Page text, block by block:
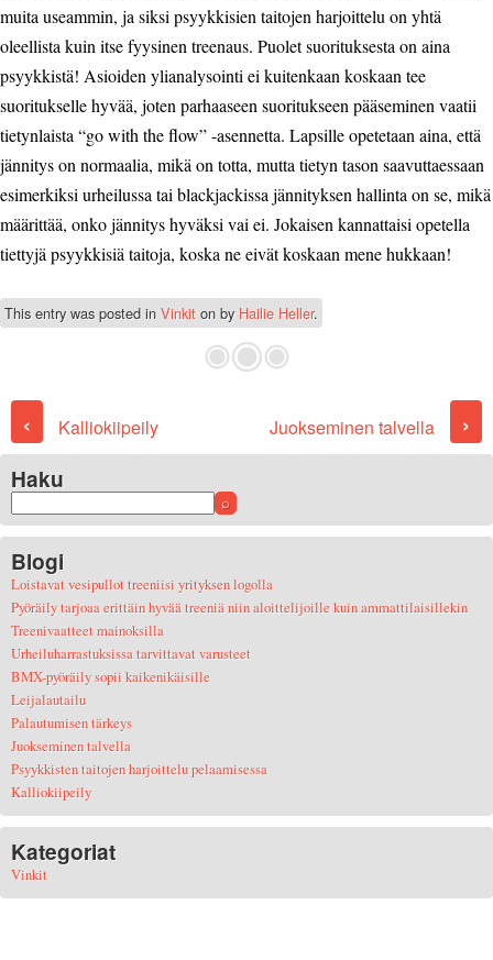
muita useammin, ja siksi psyykkisien taitojen harjoittelu on yhtä
oleellista kuin itse fyysinen treenaus. Puolet suorituksesta on aina
psyykkistä! Asioiden ylianalysointi ei kuitenkaan koskaan tee
suoritukselle hyvää, joten parhaaseen suoritukseen pääseminen vaatii
tietynlaista “go with the flow” -asennetta. Lapsille opetetaan aina, että
jännitys on normaalia, mikä on totta, mutta tietyn tason saavuttaessaan
esimerkiksi urheilussa tai blackjackissa jännityksen hallinta on se, mikä
määrittää, onko jännitys hyväksi vai ei. Jokaisen kannattaisi opetella
tiettyjä psyykkisiä taitoja, koska ne eivät koskaan mene hukkaan!
This entry was posted in Vinkit on by Hailie Heller.
‹ Kalliokiipeily Juokseminen talvella ›
Haku
Blogi
Loistavat vesipullot treeniisi yrityksen logolla
Pyöräily tarjoaa erittäin hyvää treeniä niin aloittelijoille kuin ammattilaisillekin
Treenivaatteet mainoksilla
Urheiluharrastuksissa tarvittavat varusteet
BMX-pyöräily sopii kaikenikäisille
Leijalautailu
Palautumisen tärkeys
Juokseminen talvella
Psyykkisten taitojen harjoittelu pelaamisessa
Kalliokiipeily
Kategoriat
Vinkit